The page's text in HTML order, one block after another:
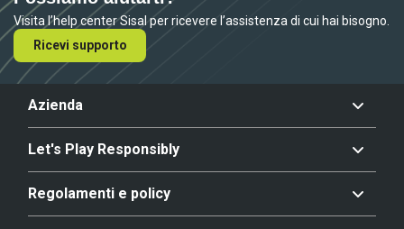
Visita l’help center Sisal per ricevere l’assistenza di cui hai bisogno.
Ricevi supporto
Azienda
Let's Play Responsibly
Regolamenti e policy